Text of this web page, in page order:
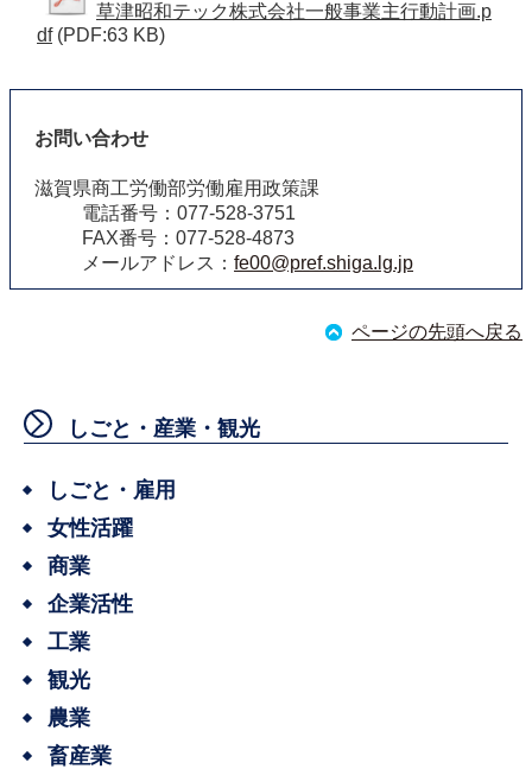
草津昭和テック株式会社一般事業主行動計画.p
df (PDF:63 KB)
お問い合わせ
滋賀県商工労働部労働雇用政策課
電話番号：077-528-3751
FAX番号：077-528-4873
メールアドレス： fe00@pref.shiga.lg.jp
ページの先頭へ戻る
しごと・産業・観光
しごと・雇用
女性活躍
商業
企業活性
工業
観光
農業
畜産業